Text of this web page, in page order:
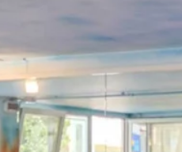
Kontakte
Attraktionen